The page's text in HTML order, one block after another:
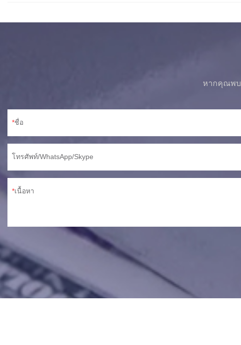
หากคุณพบ
ชื่อ
โทรศัพท์/WhatsApp/Skype
เนื้อหา